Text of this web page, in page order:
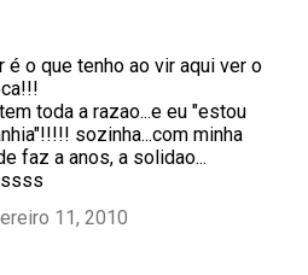
é o que tenho ao vir aqui ver o
toda a razao...e eu "estou
sozinha...com minha
faz a anos, a solidao...
11, 2010